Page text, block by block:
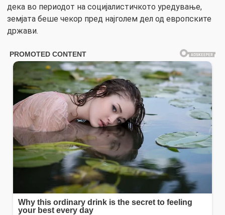
дека во периодот на социјалистичкото уредување,
земјата беше чекор пред најголем дел од европските
држави.